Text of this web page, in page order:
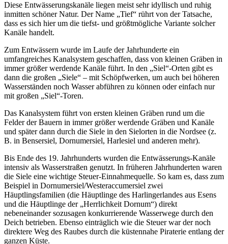
Diese Entwässerungskanäle liegen meist sehr idyllisch und ruhig
inmitten schöner Natur. Der Name „Tief“ rührt von der Tatsache,
dass es sich hier um die tiefst- und größtmögliche Variante solcher
Kanäle handelt.
Zum Entwässern wurde im Laufe der Jahrhunderte ein
umfangreiches Kanalsystem geschaffen, dass von kleinen Gräben in
immer größer werdende Kanäle führt. In den „Siel“-Orten gibt es
dann die großen „Siele“ – mit Schöpfwerken, um auch bei höheren
Wasserständen noch Wasser abführen zu können oder einfach nur
mit großen „Siel“-Toren.
Das Kanalsystem führt von ersten kleinen Gräben rund um die
Felder der Bauern in immer größer werdende Gräben und Kanäle
und später dann durch die Siele in den Sielorten in die Nordsee (z.
B. in Bensersiel, Dornumersiel, Harlesiel und anderen mehr).
Bis Ende des 19. Jahrhunderts wurden die Entwässerungs-Kanäle
intensiv als Wasserstraßen genutzt. In früheren Jahrhunderten waren
die Siele eine wichtige Steuer-Einnahmequelle. So kam es, dass zum
Beispiel in Dornumersiel/Westeraccumersiel zwei
Häuptlingsfamilien (die Häuptlinge des Harlingerlandes aus Esens
und die Häuptlinge der „Herrlichkeit Dornum“) direkt
nebeneinander sozusagen konkurrierende Wasserwege durch den
Deich betrieben. Ebenso einträglich wie die Steuer war der noch
direktere Weg des Raubes durch die küstennahe Piraterie entlang der
ganzen Küste.